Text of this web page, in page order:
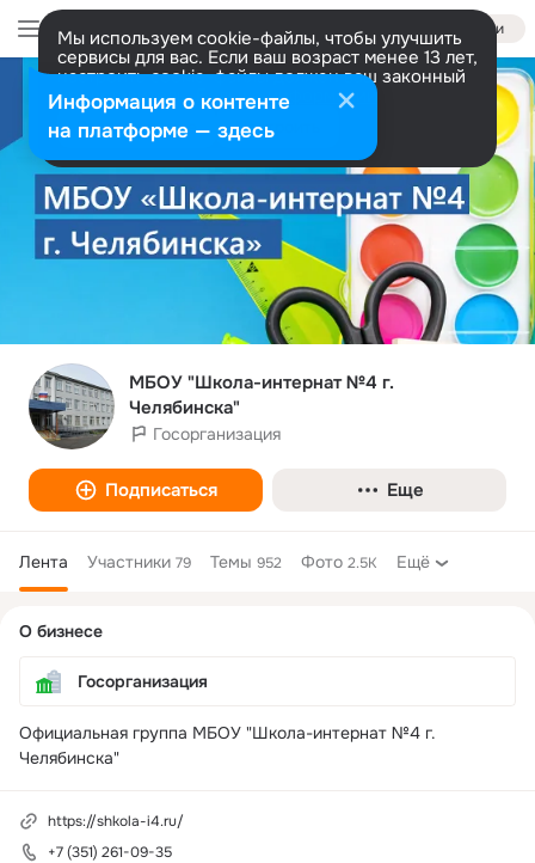
Войти
Мы используем cookie-файлы, чтобы улучшить
сервисы для вас. Если ваш возраст менее 13 лет,
настроить cookie-файлы должен ваш законный
представитель. Больше информации
Разрешить все Настроить
МБОУ "Школа-интернат №4 г.
Челябинска"
Госорганизация
Подписаться Еще
Лента Участники 79 Темы 952 Фото 2.5K Ещё
колонка
О бизнесе
Госорганизация
Официальная группа МБОУ "Школа-интернат №4 г.
Челябинска"
https://shkola-i4.ru/
+7 (351) 261-09-35
Информация о контенте
на платформе — здесь